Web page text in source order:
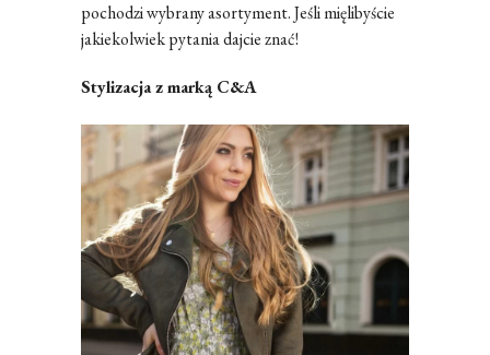
pochodzi wybrany asortyment. Jeśli mięlibyście
jakiekolwiek pytania dajcie znać!
Stylizacja z marką C&A